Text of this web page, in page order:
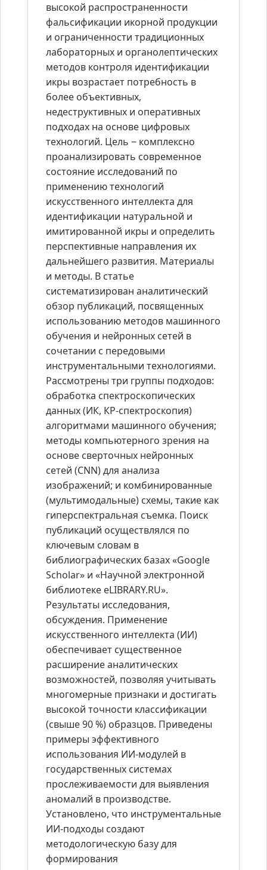
высокой распространенности
фальсификации икорной продукции
и ограниченности традиционных
лабораторных и органолептических
методов контроля идентификации
икры возрастает потребность в
более объективных,
недеструктивных и оперативных
подходах на основе цифровых
технологий. Цель ‒ комплексно
проанализировать современное
состояние исследований по
применению технологий
искусственного интеллекта для
идентификации натуральной и
имитированной икры и определить
перспективные направления их
дальнейшего развития. Материалы
и методы. В статье
систематизирован аналитический
обзор публикаций, посвященных
использованию методов машинного
обучения и нейронных сетей в
сочетании с передовыми
инструментальными технологиями.
Рассмотрены три группы подходов:
обработка спектроскопических
данных (ИК, КР-спектроскопия)
алгоритмами машинного обучения;
методы компьютерного зрения на
основе сверточных нейронных
сетей (CNN) для анализа
изображений; и комбинированные
(мультимодальные) схемы, такие как
гиперспектральная съемка. Поиск
публикаций осуществлялся по
ключевым словам в
библиографических базах «Google
Scholar» и «Научной электронной
библиотеке eLIBRARY.RU».
Результаты исследования,
обсуждения. Применение
искусственного интеллекта (ИИ)
обеспечивает существенное
расширение аналитических
возможностей, позволяя учитывать
многомерные признаки и достигать
высокой точности классификации
(свыше 90 %) образцов. Приведены
примеры эффективного
использования ИИ-модулей в
государственных системах
прослеживаемости для выявления
аномалий в производстве.
Установлено, что инструментальные
ИИ-подходы создают
методологическую базу для
формирования